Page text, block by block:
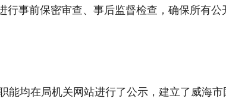
事前保密审查、事后监督检查，确保所有
均在局机关网站进行了公示，建立了威海